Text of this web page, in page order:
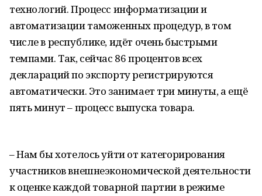
технологий. Процесс информатизации и
автоматизации таможенных процедур, в том
числе в республике, идёт очень быстрыми
темпами. Так, сейчас 86 процентов всех
деклараций по экспорту регистрируются
автоматически. Это занимает три минуты, а ещё
пять минут – процесс выпуска товара.
– Нам бы хотелось уйти от категорирования
участников внешнеэкономической деятельности
к оценке каждой товарной партии в режиме